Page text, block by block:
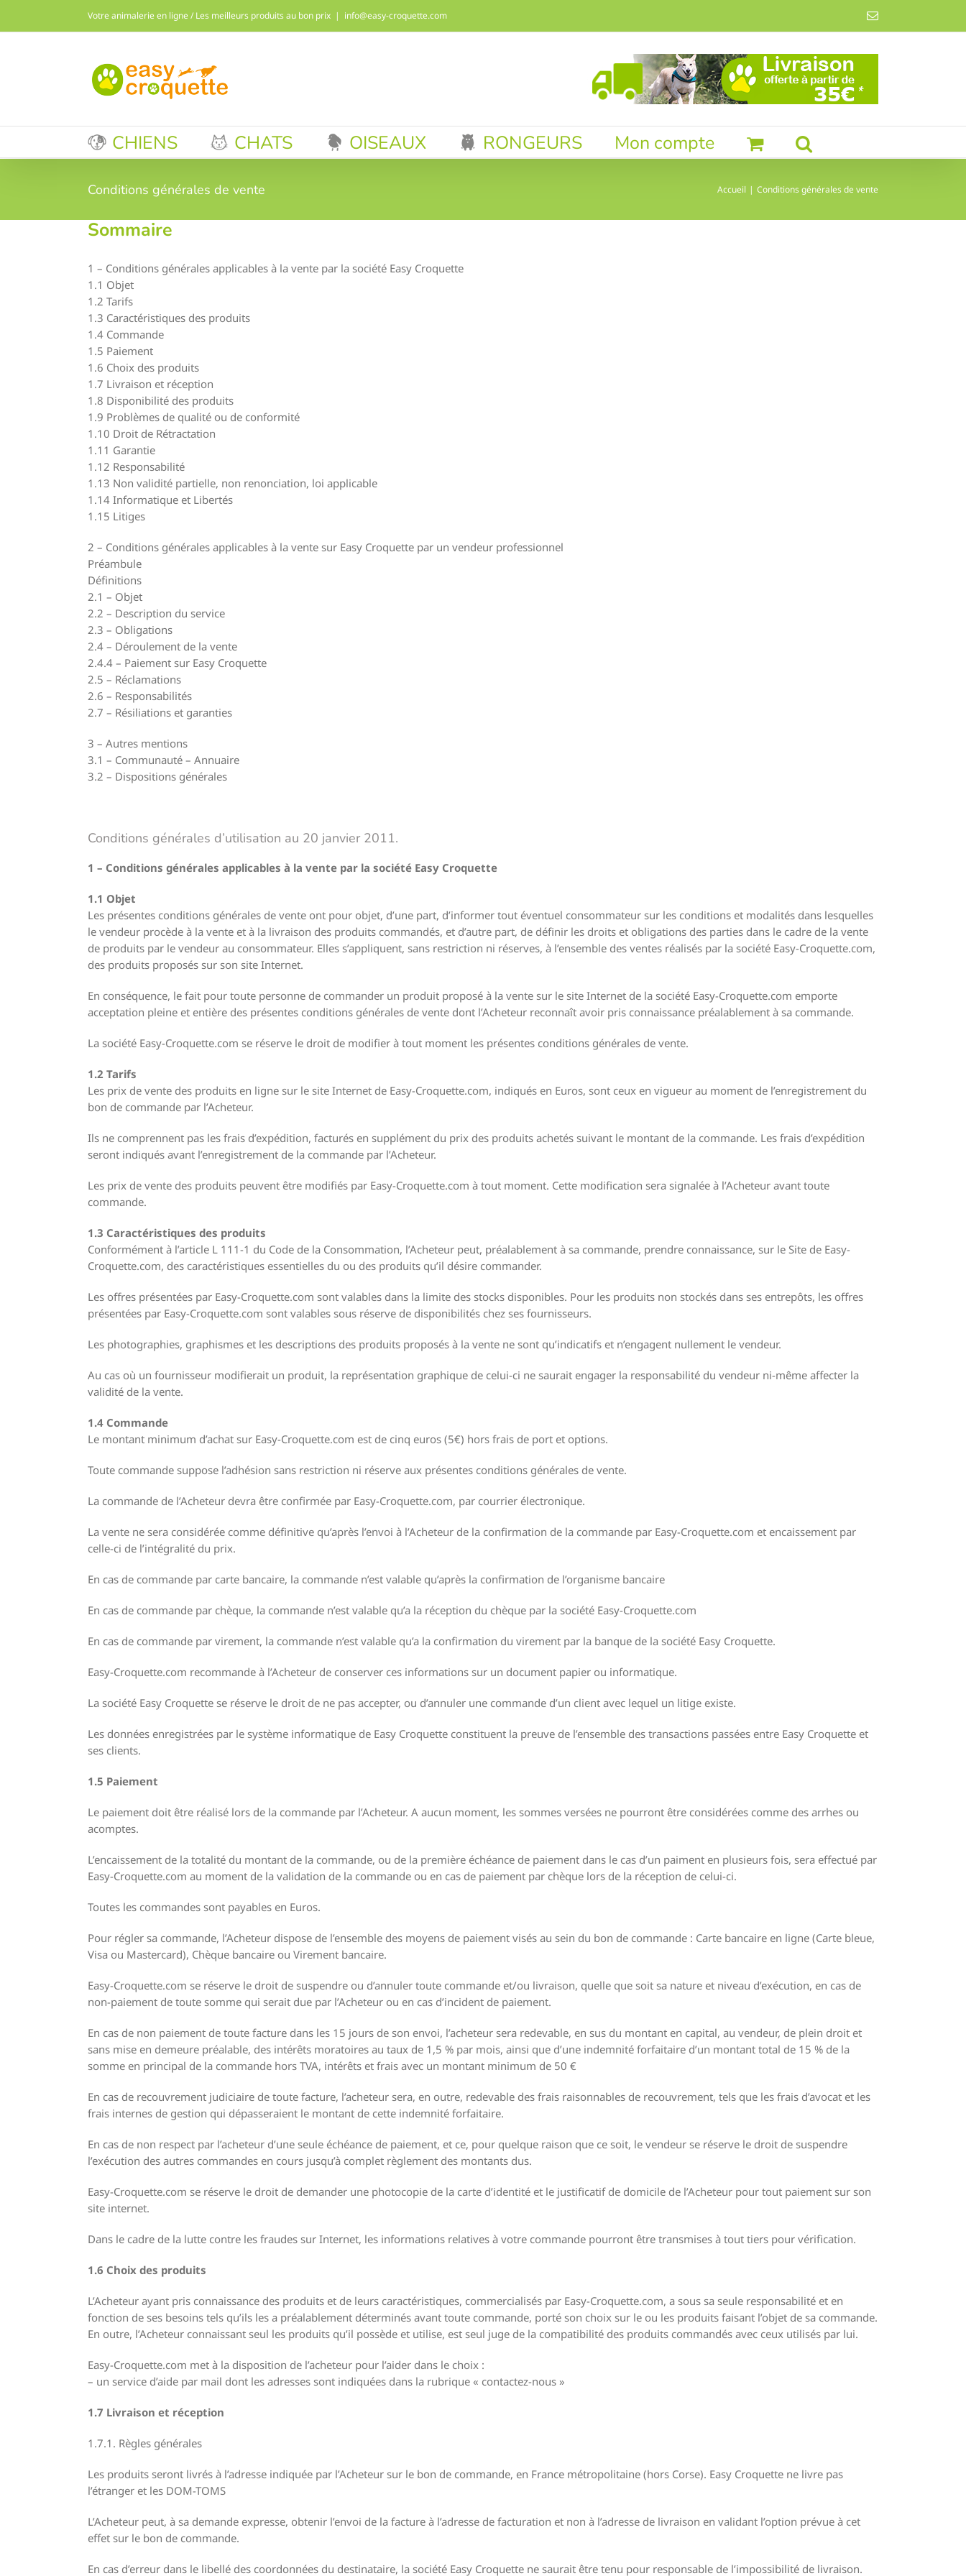
Votre animalerie en ligne / Les meilleurs produits au bon prix | info@easy-croquette.com Email
CHIENS CHATS OISEAUX RONGEURS Mon compte
Conditions générales de vente Accueil Conditions générales de vente
Sommaire
1 – Conditions générales applicables à la vente par la société Easy Croquette
1.1 Objet
1.2 Tarifs
1.3 Caractéristiques des produits
1.4 Commande
1.5 Paiement
1.6 Choix des produits
1.7 Livraison et réception
1.8 Disponibilité des produits
1.9 Problèmes de qualité ou de conformité
1.10 Droit de Rétractation
1.11 Garantie
1.12 Responsabilité
1.13 Non validité partielle, non renonciation, loi applicable
1.14 Informatique et Libertés
1.15 Litiges
2 – Conditions générales applicables à la vente sur Easy Croquette par un vendeur professionnel
Préambule
Définitions
2.1 – Objet
2.2 – Description du service
2.3 – Obligations
2.4 – Déroulement de la vente
2.4.4 – Paiement sur Easy Croquette
2.5 – Réclamations
2.6 – Responsabilités
2.7 – Résiliations et garanties
3 – Autres mentions
3.1 – Communauté – Annuaire
3.2 – Dispositions générales
Conditions générales d’utilisation au 20 janvier 2011.
1 – Conditions générales applicables à la vente par la société Easy Croquette
1.1 Objet
Les présentes conditions générales de vente ont pour objet, d’une part, d’informer tout éventuel consommateur sur les conditions et modalités dans lesquelles
le vendeur procède à la vente et à la livraison des produits commandés, et d’autre part, de définir les droits et obligations des parties dans le cadre de la vente
de produits par le vendeur au consommateur. Elles s’appliquent, sans restriction ni réserves, à l’ensemble des ventes réalisés par la société Easy-Croquette.com,
des produits proposés sur son site Internet.
En conséquence, le fait pour toute personne de commander un produit proposé à la vente sur le site Internet de la société Easy-Croquette.com emporte
acceptation pleine et entière des présentes conditions générales de vente dont l’Acheteur reconnaît avoir pris connaissance préalablement à sa commande.
La société Easy-Croquette.com se réserve le droit de modifier à tout moment les présentes conditions générales de vente.
1.2 Tarifs
Les prix de vente des produits en ligne sur le site Internet de Easy-Croquette.com, indiqués en Euros, sont ceux en vigueur au moment de l’enregistrement du
bon de commande par l’Acheteur.
Ils ne comprennent pas les frais d’expédition, facturés en supplément du prix des produits achetés suivant le montant de la commande. Les frais d’expédition
seront indiqués avant l’enregistrement de la commande par l’Acheteur.
Les prix de vente des produits peuvent être modifiés par Easy-Croquette.com à tout moment. Cette modification sera signalée à l’Acheteur avant toute
commande.
1.3 Caractéristiques des produits
Conformément à l’article L 111-1 du Code de la Consommation, l’Acheteur peut, préalablement à sa commande, prendre connaissance, sur le Site de Easy-
Croquette.com, des caractéristiques essentielles du ou des produits qu’il désire commander.
Les offres présentées par Easy-Croquette.com sont valables dans la limite des stocks disponibles. Pour les produits non stockés dans ses entrepôts, les offres
présentées par Easy-Croquette.com sont valables sous réserve de disponibilités chez ses fournisseurs.
Les photographies, graphismes et les descriptions des produits proposés à la vente ne sont qu’indicatifs et n’engagent nullement le vendeur.
Au cas où un fournisseur modifierait un produit, la représentation graphique de celui-ci ne saurait engager la responsabilité du vendeur ni-même affecter la
validité de la vente.
1.4 Commande
Le montant minimum d’achat sur Easy-Croquette.com est de cinq euros (5€) hors frais de port et options.
Toute commande suppose l’adhésion sans restriction ni réserve aux présentes conditions générales de vente.
La commande de l’Acheteur devra être confirmée par Easy-Croquette.com, par courrier électronique.
La vente ne sera considérée comme définitive qu’après l’envoi à l’Acheteur de la confirmation de la commande par Easy-Croquette.com et encaissement par
celle-ci de l’intégralité du prix.
En cas de commande par carte bancaire, la commande n’est valable qu’après la confirmation de l’organisme bancaire
En cas de commande par chèque, la commande n’est valable qu’a la réception du chèque par la société Easy-Croquette.com
En cas de commande par virement, la commande n’est valable qu’a la confirmation du virement par la banque de la société Easy Croquette.
Easy-Croquette.com recommande à l’Acheteur de conserver ces informations sur un document papier ou informatique.
La société Easy Croquette se réserve le droit de ne pas accepter, ou d’annuler une commande d’un client avec lequel un litige existe.
Les données enregistrées par le système informatique de Easy Croquette constituent la preuve de l’ensemble des transactions passées entre Easy Croquette et
ses clients.
1.5 Paiement
Le paiement doit être réalisé lors de la commande par l’Acheteur. A aucun moment, les sommes versées ne pourront être considérées comme des arrhes ou
acomptes.
L’encaissement de la totalité du montant de la commande, ou de la première échéance de paiement dans le cas d’un paiment en plusieurs fois, sera effectué par
Easy-Croquette.com au moment de la validation de la commande ou en cas de paiement par chèque lors de la réception de celui-ci.
Toutes les commandes sont payables en Euros.
Pour régler sa commande, l’Acheteur dispose de l’ensemble des moyens de paiement visés au sein du bon de commande : Carte bancaire en ligne (Carte bleue,
Visa ou Mastercard), Chèque bancaire ou Virement bancaire.
Easy-Croquette.com se réserve le droit de suspendre ou d’annuler toute commande et/ou livraison, quelle que soit sa nature et niveau d’exécution, en cas de
non-paiement de toute somme qui serait due par l’Acheteur ou en cas d’incident de paiement.
En cas de non paiement de toute facture dans les 15 jours de son envoi, l’acheteur sera redevable, en sus du montant en capital, au vendeur, de plein droit et
sans mise en demeure préalable, des intérêts moratoires au taux de 1,5 % par mois, ainsi que d’une indemnité forfaitaire d’un montant total de 15 % de la
somme en principal de la commande hors TVA, intérêts et frais avec un montant minimum de 50 €
En cas de recouvrement judiciaire de toute facture, l’acheteur sera, en outre, redevable des frais raisonnables de recouvrement, tels que les frais d’avocat et les
frais internes de gestion qui dépasseraient le montant de cette indemnité forfaitaire.
En cas de non respect par l’acheteur d’une seule échéance de paiement, et ce, pour quelque raison que ce soit, le vendeur se réserve le droit de suspendre
l’exécution des autres commandes en cours jusqu’à complet règlement des montants dus.
Easy-Croquette.com se réserve le droit de demander une photocopie de la carte d’identité et le justificatif de domicile de l’Acheteur pour tout paiement sur son
site internet.
Dans le cadre de la lutte contre les fraudes sur Internet, les informations relatives à votre commande pourront être transmises à tout tiers pour vérification.
1.6 Choix des produits
L’Acheteur ayant pris connaissance des produits et de leurs caractéristiques, commercialisés par Easy-Croquette.com, a sous sa seule responsabilité et en
fonction de ses besoins tels qu’ils les a préalablement déterminés avant toute commande, porté son choix sur le ou les produits faisant l’objet de sa commande.
En outre, l’Acheteur connaissant seul les produits qu’il possède et utilise, est seul juge de la compatibilité des produits commandés avec ceux utilisés par lui.
Easy-Croquette.com met à la disposition de l’acheteur pour l’aider dans le choix :
– un service d’aide par mail dont les adresses sont indiquées dans la rubrique « contactez-nous »
1.7 Livraison et réception
1.7.1. Règles générales
Les produits seront livrés à l’adresse indiquée par l’Acheteur sur le bon de commande, en France métropolitaine (hors Corse). Easy Croquette ne livre pas
l’étranger et les DOM-TOMS
L’Acheteur peut, à sa demande expresse, obtenir l’envoi de la facture à l’adresse de facturation et non à l’adresse de livraison en validant l’option prévue à cet
effet sur le bon de commande.
En cas d’erreur dans le libellé des coordonnées du destinataire, la société Easy Croquette ne saurait être tenu pour responsable de l’impossibilité de livraison.